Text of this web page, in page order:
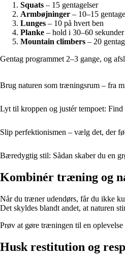
Squats – 15 gentagelser
Armbøjninger – 10–15
Lunges – 10 på hvert ben
Planke – hold i 30–60 sekunder
Mountain climbers – 20
Gentag programmet 2–3 gange, og
Brug naturen som træningsrum – fra
Lyt til kroppen og justér tempoet: Find
Slip perfektionismen – vælg det, der
Bæredygtig stil: Sådan skaber du en
Kombinér træning og
Når du træner udendørs, får du ikke
Det skyldes blandt andet, at naturen
Prøv at gøre træningen til en
Husk restitution og